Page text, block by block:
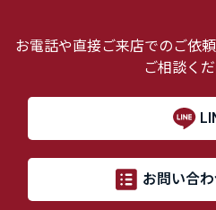
お電話や直接ご来店でのご依
ご相談くだ
お問い合